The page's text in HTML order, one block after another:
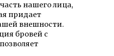
нашего лица,
придает
внешности.
бровей с